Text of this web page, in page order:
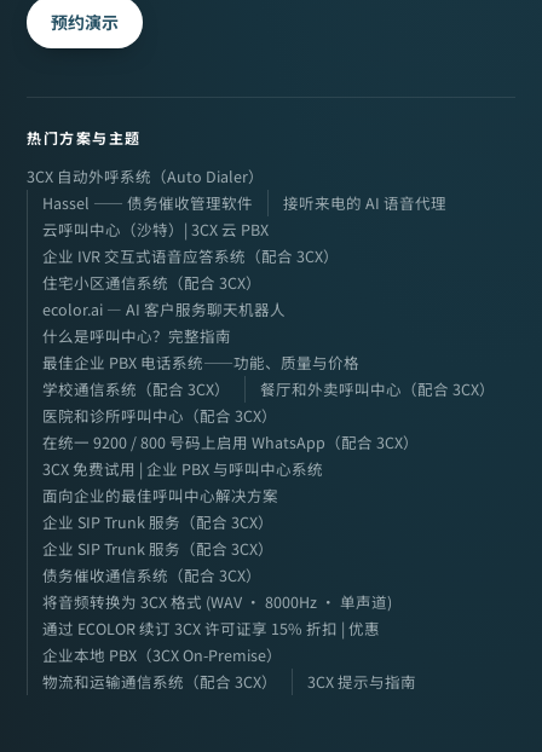
预约演示
热门方案与主题
3CX 自动外呼系统（Auto Dialer）
Hassel —— 债务催收管理软件
接听来电的 AI 语音代理
云呼叫中心（沙特）| 3CX 云 PBX
企业 IVR 交互式语音应答系统（配合 3CX）
住宅小区通信系统（配合 3CX）
ecolor.ai — AI 客户服务聊天机器人
什么是呼叫中心？完整指南
最佳企业 PBX 电话系统——功能、质量与价格
学校通信系统（配合 3CX）
餐厅和外卖呼叫中心（配合 3CX）
医院和诊所呼叫中心（配合 3CX）
在统一 9200 / 800 号码上启用 WhatsApp（配合 3CX）
3CX 免费试用 | 企业 PBX 与呼叫中心系统
面向企业的最佳呼叫中心解决方案
企业 SIP Trunk 服务（配合 3CX）
企业 SIP Trunk 服务（配合 3CX）
债务催收通信系统（配合 3CX）
将音频转换为 3CX 格式 (WAV · 8000Hz · 单声道)
通过 ECOLOR 续订 3CX 许可证享 15% 折扣 | 优惠
企业本地 PBX（3CX On-Premise）
物流和运输通信系统（配合 3CX）
3CX 提示与指南